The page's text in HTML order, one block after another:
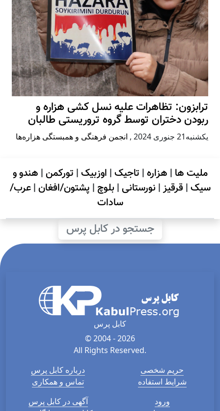
ترابزون: تظاهرات علیه نسل کشی هزاره و
ربودن دختران توسط گروه تروریستی طالبان
يكشنبه21 جنوری 2024 , انجمن فرهنگی و همبستگی هزاره‌ها
ملیت ها | هزاره| تاجیک| اوزبیک| تورکمن| هندو و
سیک| قرقیز| نورستانی| بلوچ | پشتون/افغان|عرب/
سادات
جستجو در کابل پرس
کابل پرس
© 2004 - 2026
All Rights Reserved.
درباره کابل پرس
تماس و همکاری
حریم شخصی
شرایط استفاده
آگهی در کابل پرس
ورود